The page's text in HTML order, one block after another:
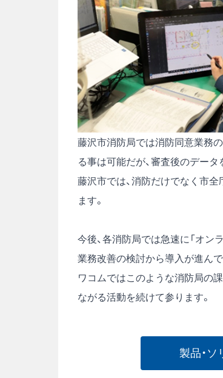
藤沢市消防局では消防同意業務
る事は可能だが、審査後のデー
藤沢市では、消防だけでなく市
ます。
今後、各消防局では急速に「オン
業務改善の検討から導入が進ん
ワコムではこのような消防局の
ながる活動を続けて参ります。
製品・